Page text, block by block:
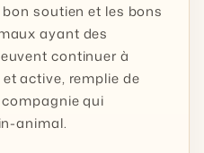
soutien et les bons
ayant des
continuer à
active, remplie de
qui
animal.